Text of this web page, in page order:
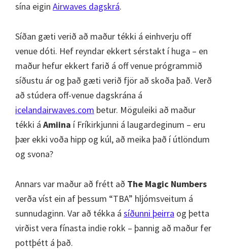
sína eigin Airwaves dagskrá.
Síðan gæti verið að maður tékki á einhverju off
venue dóti. Hef reyndar ekkert sérstakt í huga – en
maður hefur ekkert farið á off venue prógrammið
síðustu ár og það gæti verið fjör að skoða það. Verð
að stúdera off-venue dagskrána á
icelandairwaves.com betur. Möguleiki að maður
tékki á Amiina í Fríkirkjunni á laugardeginum – eru
þær ekki voða hipp og kúl, að meika það í útlöndum
og svona?
Annars var maður að frétt að The Magic Numbers
verða víst ein af þessum “TBA” hljómsveitum á
sunnudaginn. Var að tékka á síðunni þeirra og þetta
virðist vera fínasta indie rokk – þannig að maður fer
pottþétt á það.